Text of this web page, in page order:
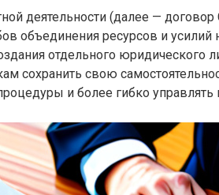
деятельности (далее —
объединения ресурсов и
отдельного юридического
сохранить свою
и более гибко